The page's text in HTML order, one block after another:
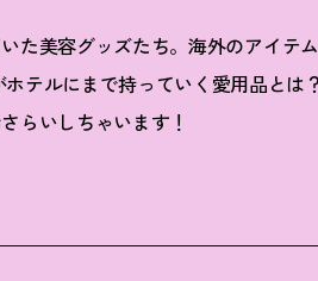
た美容グッズたち。海外のアイテ
テルにまで持っていく愛用品とは ？
らいしちゃいます ！